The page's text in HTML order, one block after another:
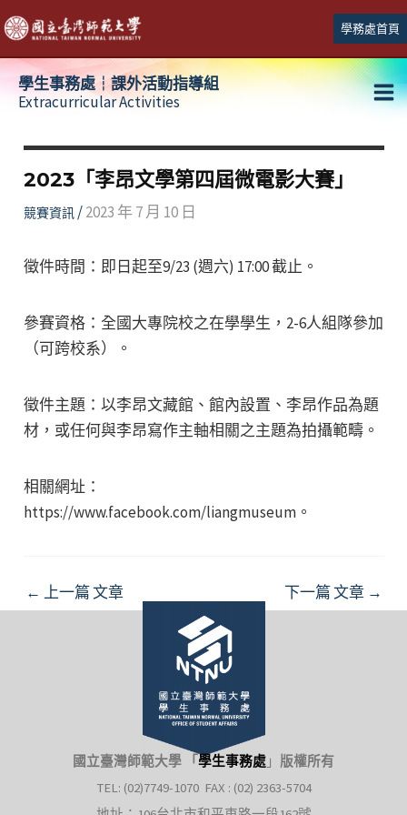
跳
至
主
學務處首頁
學生事務處┆課外活動指導組
Extracurricular Activities
2023「李昂文學第四屆微電影大賽」
競賽資訊/2023 年 7 月 10 日
徵件時間：即日起至9/23 (週六) 17:00 截止。
參賽資格：全國大專院校之在學學生，2-6人組隊參加
（可跨校系）。
徵件主題：以李昂文藏館、館內設置、李昂作品為題
材，或任何與李昂寫作主軸相關之主題為拍攝範疇。
相關網址：
https://www.facebook.com/liangmuseum。
Post
navigation
← 上一篇 文章 下一篇 文章 →
國立臺灣師範大學 「 學生事務處 」 版權所有
TEL: (02)7749-1070 FAX : (02) 2363-5704